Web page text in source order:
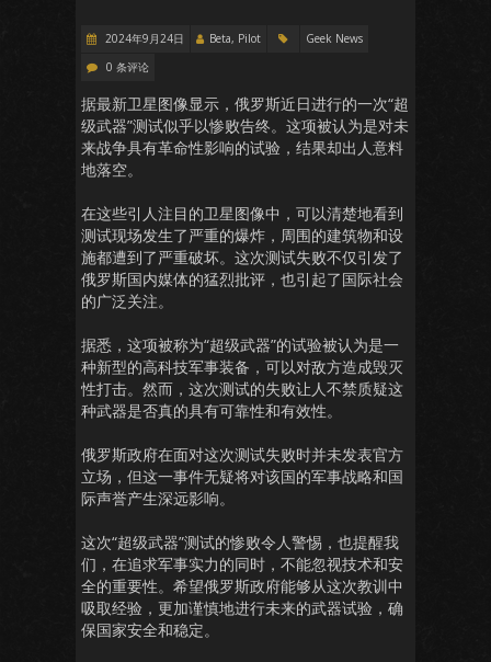
2024年9月24日 Beta, Pilot
Geek News
0 条评论
据最新卫星图像显示，俄罗斯近日进行的一次“超
级武器”测试似乎以惨败告终。这项被认为是对未
来战争具有革命性影响的试验，结果却出人意料
地落空。
在这些引人注目的卫星图像中，可以清楚地看到
测试现场发生了严重的爆炸，周围的建筑物和设
施都遭到了严重破坏。这次测试失败不仅引发了
俄罗斯国内媒体的猛烈批评，也引起了国际社会
的广泛关注。
据悉，这项被称为“超级武器”的试验被认为是一
种新型的高科技军事装备，可以对敌方造成毁灭
性打击。然而，这次测试的失败让人不禁质疑这
种武器是否真的具有可靠性和有效性。
俄罗斯政府在面对这次测试失败时并未发表官方
立场，但这一事件无疑将对该国的军事战略和国
际声誉产生深远影响。
这次“超级武器”测试的惨败令人警惕，也提醒我
们，在追求军事实力的同时，不能忽视技术和安
全的重要性。希望俄罗斯政府能够从这次教训中
吸取经验，更加谨慎地进行未来的武器试验，确
保国家安全和稳定。